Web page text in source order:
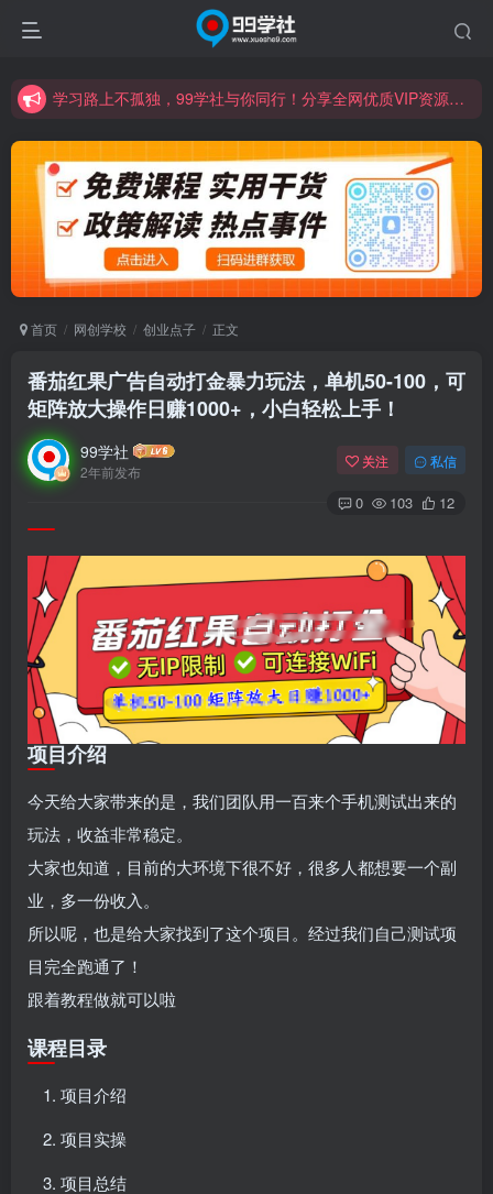
学习路上不孤独，99学社与你同行！分享全网优质VIP资源，炒股教程、创业教程、网络营销教程、自媒体短视频教程等，长期更新各大精品创业项目！
学习路上不孤独，99学社与你同行！分享全网优质VIP资源，炒股教程、创业教程、网络营销教程、自媒体短视频教程等，长期更新各大精品创业项目！
首页 网创学校 创业点子 正文
番茄红果广告自动打金暴力玩法，单机50-100，可
矩阵放大操作日赚1000+，小白轻松上手！
99学社
2年前发布
关注 私信
0 103 12
项目介绍
今天给大家带来的是，我们团队用一百来个手机测试出来的
玩法，收益非常稳定。
大家也知道，目前的大环境下很不好，很多人都想要一个副
业，多一份收入。
所以呢，也是给大家找到了这个项目。经过我们自己测试项
目完全跑通了！
跟着教程做就可以啦
课程目录
项目介绍
项目实操
项目总结